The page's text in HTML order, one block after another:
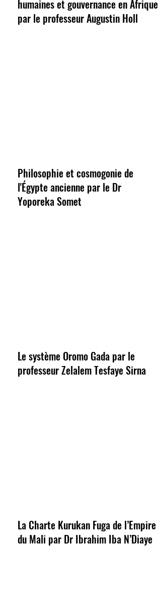
humaines et gouvernance en Afrique
par le professeur Augustin Holl
Philosophie et cosmogonie de
l'Égypte ancienne par le Dr
Yoporeka Somet
Le système Oromo Gada par le
professeur Zelalem Tesfaye Sirna
La Charte Kurukan Fuga de l’Empire
du Mali par Dr Ibrahim Iba N’Diaye